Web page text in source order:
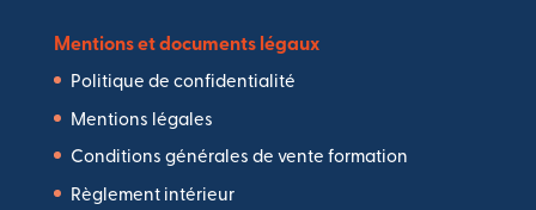
Mentions et documents légaux
Politique de confidentialité
Mentions légales
Conditions générales de vente formation
Règlement intérieur